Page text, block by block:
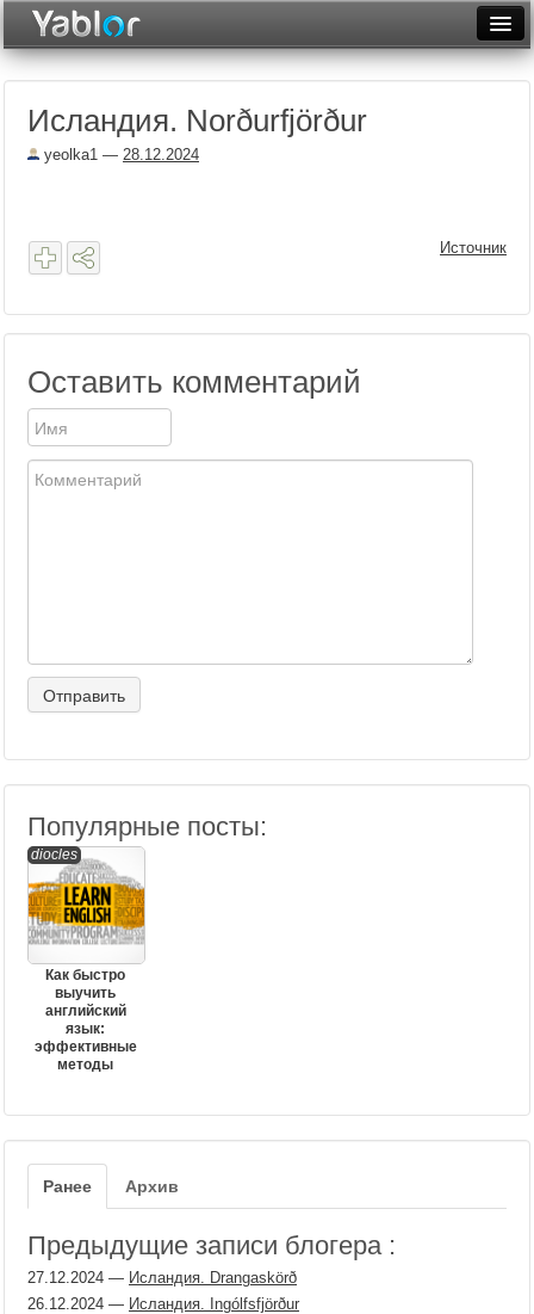
Неделя
Исландия. Norðurfjörður
yeolka1 — 28.12.2024
Источник
Оставить комментарий
Популярные посты:
diocles
Как быстро
выучить
английский
язык:
эффективные
методы
Ранее Архив
Предыдущие записи блогера :
27.12.2024 — Исландия. Drangaskörð
26.12.2024 — Исландия. Ingólfsfjörður